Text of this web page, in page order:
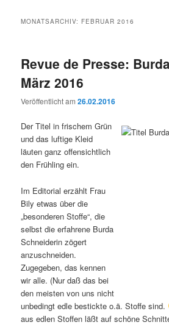
MONATSARCHIV: FEBRUAR 2016
Revue de Presse:
März 2016
Veröffentlicht am26.02.2016
Der Titel in frischem Grün
und das luftige Kleid
läuten ganz offensichtlich
den Frühling ein.
Im Editorial erzählt Frau
Bily etwas über die
„besonderen Stoffe“, die
selbst die erfahrene Burda
Schneiderin zögert
anzuschneiden.
Zugegeben, das kennen
wir alle. (Nur daß das bei
den meisten von uns nicht
unbedingt edle bestickte o.ä. Stoffe sind.
aus edlen Stoffen läßt auf schöne